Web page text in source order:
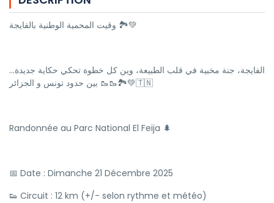
وقيت المحمية الوطنية بالفايجة 🏞💚
الفايجة، جنة مخبية في قلب الطبيعة، وين كل خطوة تحكي حكاية جديدة...
بين حدود تونس و الجزائر 🥾🥾🏞️💚🇹🇳
Randonnée au Parc National El Feija 🌲
📅 Date : Dimanche 21 Décembre 2025
👟 Circuit : 12 km (+/- selon rythme et météo)